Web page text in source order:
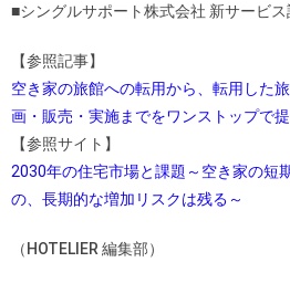
■シングルサポート株式会社 新サービス
【参照記事】
空き家の旅館への転用から、転用した
画・販売・実施までをワンストップで
【参照サイト】
2030年の住宅市場と課題～空き家の短
の、長期的な増加リスクは残る～
（HOTELIER 編集部）